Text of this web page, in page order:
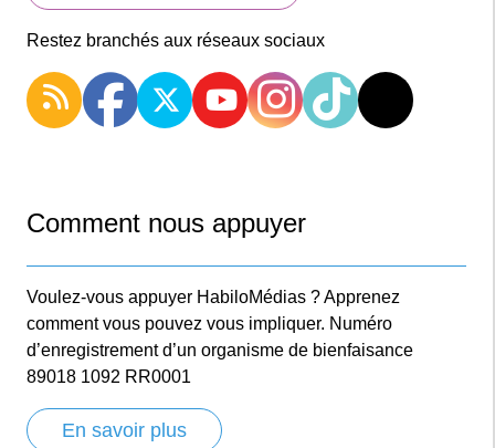
Restez branchés aux réseaux sociaux
Comment nous appuyer
Voulez-vous appuyer HabiloMédias ? Apprenez
comment vous pouvez vous impliquer. Numéro
d’enregistrement d’un organisme de bienfaisance
89018 1092 RR0001
En savoir plus